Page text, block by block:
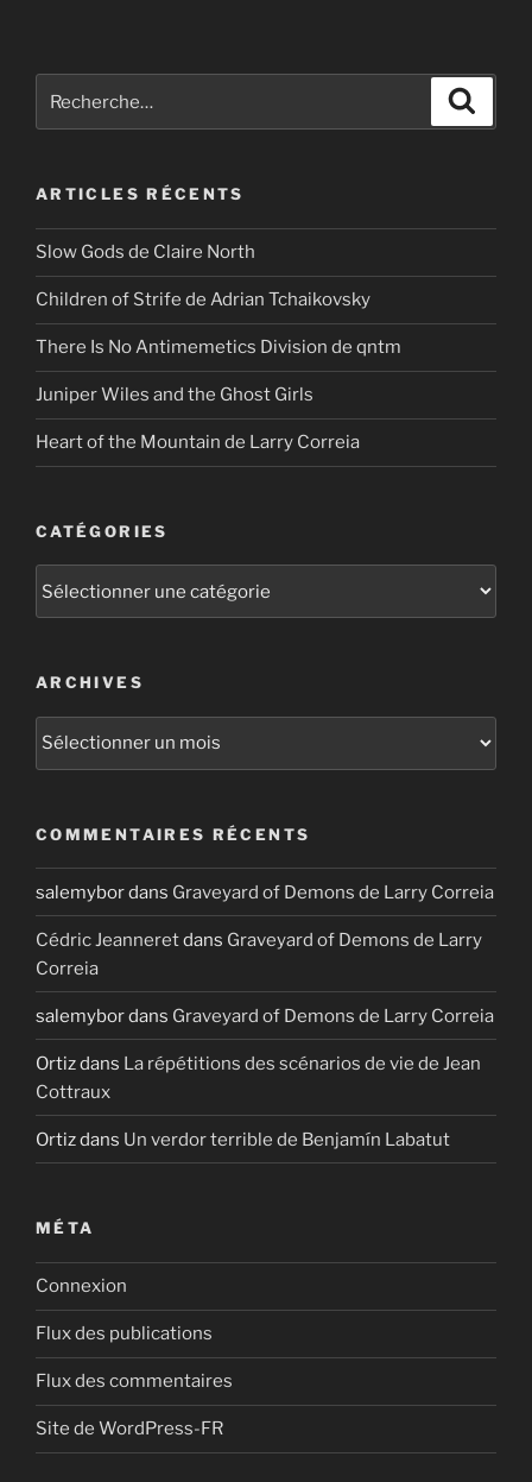
pour
ARTICLES RÉCENTS
Slow Gods de Claire North
Children of Strife de Adrian Tchaikovsky
There Is No Antimemetics Division de qntm
Juniper Wiles and the Ghost Girls
Heart of the Mountain de Larry Correia
CATÉGORIES
ARCHIVES
Archives
COMMENTAIRES RÉCENTS
salemybordans Graveyard of Demons de Larry Correia
Cédric Jeanneretdans Graveyard of Demons de Larry
Correia
salemybordans Graveyard of Demons de Larry Correia
Ortizdans La répétitions des scénarios de vie de Jean
Cottraux
Ortizdans Un verdor terrible de Benjamín Labatut
MÉTA
Connexion
Flux des publications
Flux des commentaires
Site de WordPress-FR